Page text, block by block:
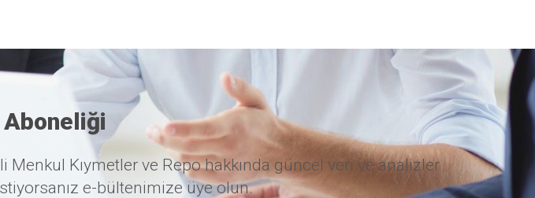
Kıymetler ve Repo hakkında güncel veri ve analizler
e-bültenimize üye olun.